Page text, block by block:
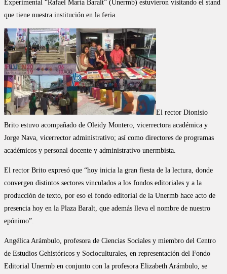
Experimental “Rafael María Baralt” (Unermb) estuvieron visitando el stand
que tiene nuestra institución en la feria.
El rector Dionisio
Brito estuvo acompañado de Oleidy Montero, vicerrectora académica y
Jorge Nava, vicerrector administrativo; así como directores de programas
académicos y personal docente y administrativo unermbista.
El rector Brito expresó que “hoy inicia la gran fiesta de la lectura, donde
convergen distintos sectores vinculados a los fondos editoriales y a la
producción de texto, por eso el fondo editorial de la Unermb hace acto de
presencia hoy en la Plaza Baralt, que además lleva el nombre de nuestro
epónimo”.
Angélica Arámbulo, profesora de Ciencias Sociales y miembro del Centro
de Estudios Gehistóricos y Socioculturales, en representación del Fondo
Editorial Unermb en conjunto con la profesora Elizabeth Arámbulo, se